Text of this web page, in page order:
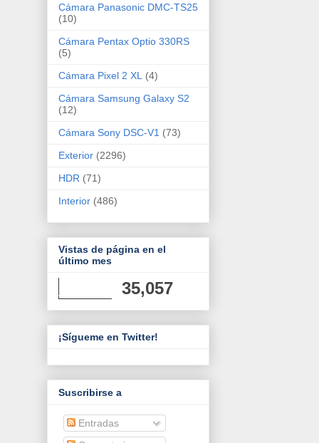
Cámara Panasonic DMC-TS25
(10)
Cámara Pentax Optio 330RS
(5)
Cámara Pixel 2 XL
(4)
Cámara Samsung Galaxy S2
(12)
Cámara Sony DSC-V1 (73)
Exterior (2296)
HDR (71)
Interior (486)
Vistas de página en el
último mes
35,057
¡Sígueme en Twitter!
Suscribirse a
Entradas